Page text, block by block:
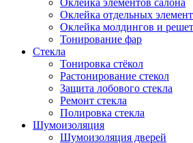
Оклейка элементов салона
Оклейка отдельных
Оклейка молдингов и
Тонирование фар
Стекла
Тонировка стёкол
Растонирование стекол
Защита лобового стекла
Ремонт стекла
Полировка стекла
Шумоизоляция
Шумоизоляция дверей